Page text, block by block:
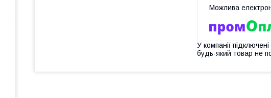
У компанії
будь-який товар не